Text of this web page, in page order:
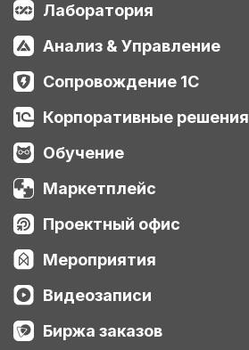
Лаборатория
Анализ & Управление
Сопровождение 1С
Корпоративные решения
Обучение
Маркетплейс
Проектный офис
Мероприятия
Видеозаписи
Биржа заказов